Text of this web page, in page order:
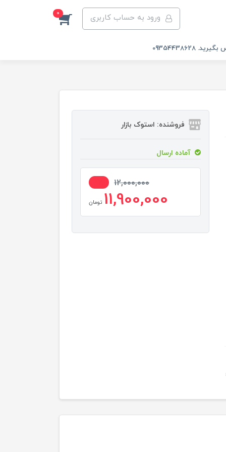
ورود به حساب کاربری 0
فروشنده: استوک بازار
آماده ارسال
12,000,000
11,900,000 تومان